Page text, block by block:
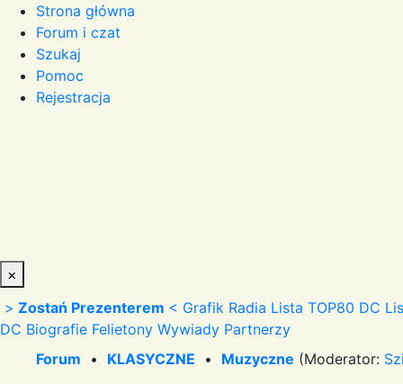
Strona główna
Forum i czat
Szukaj
Pomoc
Rejestracja
×
> Zostań Prezenterem < Grafik Radia Lista TOP80 DC
DC Biografie Felietony Wywiady Partnerzy
Forum • KLASYCZNE • Muzyczne (Moderator: